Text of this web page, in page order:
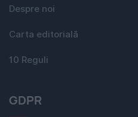
Despre noi
Carta editorială
10 Reguli
GDPR